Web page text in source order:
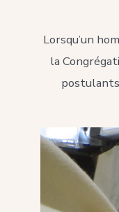
Lorsqu’un
la